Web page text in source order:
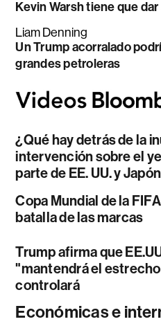
Kevin Warsh tiene que
Liam Denning
Un Trump acorralado
grandes petroleras
¿Qué hay detrás de la
intervención sobre el
parte de EE. UU. y
Copa Mundial de la
batalla de las marcas
Trump afirma que
"mantendrá el
controlará
Económicas e